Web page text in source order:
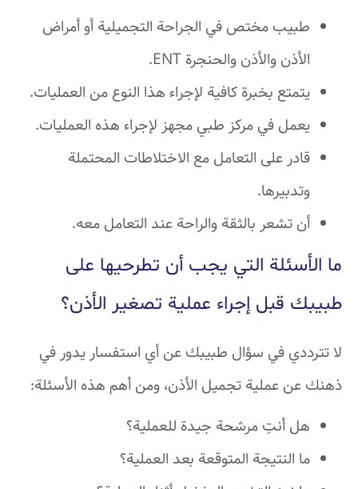
طبيب مختص في الجراحة التجميلية أو أمراض
الأذن والأذن والحنجرة ENT.
يتمتع بخبرة كافية لإجراء هذا النوع من العمليات.
يعمل في مركز طبي مجهز لإجراء هذه العمليات.
قادر على التعامل مع الاختلاطات المحتملة
وتدبيرها.
أن تشعر بالثقة والراحة عند التعامل معه.
ما الأسئلة التي يجب أن تطرحيها على
طبيبك قبل إجراء عملية تصغير الأذن؟
لا تترددي في سؤال طبيبك عن أي استفسار يدور في
ذهنك عن عملية تجميل الأذن، ومن أهم هذه الأسئلة:
هل أنتِ مرشحة جيدة للعملية؟
ما النتيجة المتوقعة بعد العملية؟